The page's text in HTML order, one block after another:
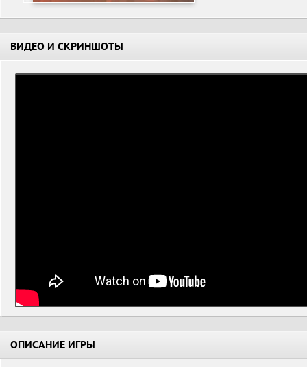
ВИДЕО И СКРИНШОТЫ
ОПИСАНИЕ ИГРЫ